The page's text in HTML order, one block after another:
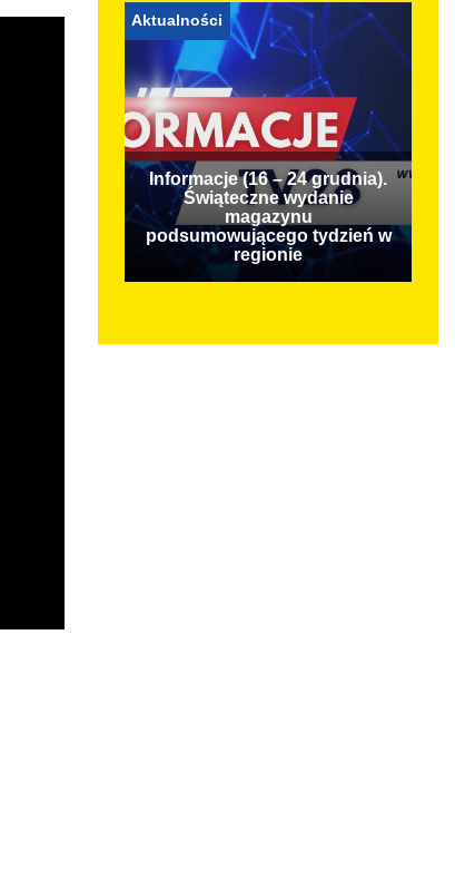
Aktualności
Informacje (16 – 24 grudnia).
Świąteczne wydanie
magazynu
podsumowującego tydzień w
regionie